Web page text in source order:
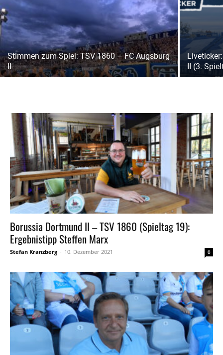
Stimmen zum Spiel: TSV 1860 – FC Augsburg
II
II (3.
Borussia Dortmund II – TSV 1860 (Spieltag 19):
Ergebnistipp Steffen Marx
Stefan Kranzberg - 10. Dezember 2021 0